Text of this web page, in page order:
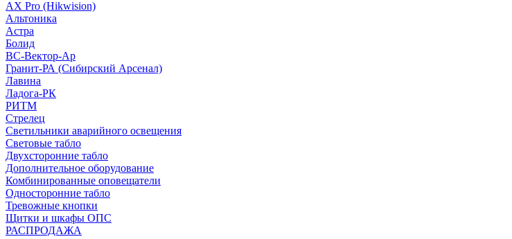
AX Pro (Hikwision)
Альтоника
Астра
Болид
ВС-Вектор-Ар
Гранит-РА (Сибирский Арсенал)
Лавина
Ладога-РК
РИТМ
Стрелец
Светильники аварийного освещения
Световые табло
Двухсторонние табло
Дополнительное оборудование
Комбинированные оповещатели
Односторонние табло
Тревожные кнопки
Щитки и шкафы ОПС
РАСПРОДАЖА